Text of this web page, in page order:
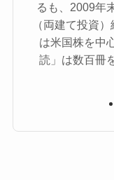
るも、2009年
（両建て投資
は米国株を中
読」は数百冊